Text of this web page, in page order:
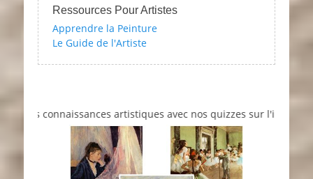
Ressources Pour Artistes
Apprendre la Peinture
Le Guide de l'Artiste
connaissances artistiques avec nos quizzes sur